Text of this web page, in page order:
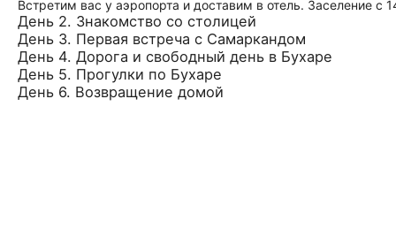
Встретим вас у аэропорта и доставим в отель. Заселение с
День 2. Знакомство со столицей
День 3. Первая встреча с Самаркандом
День 4. Дорога и свободный день в Бухаре
День 5. Прогулки по Бухаре
День 6. Возвращение домой